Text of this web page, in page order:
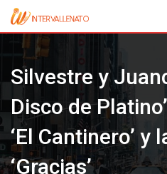
Skip
content
Silvestre y
Disco de
‘El Cantinero’ y
‘Gracias’